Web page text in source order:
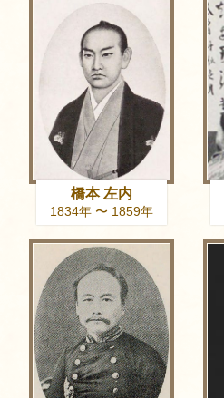
橋本 左内
1834年 〜 1859年